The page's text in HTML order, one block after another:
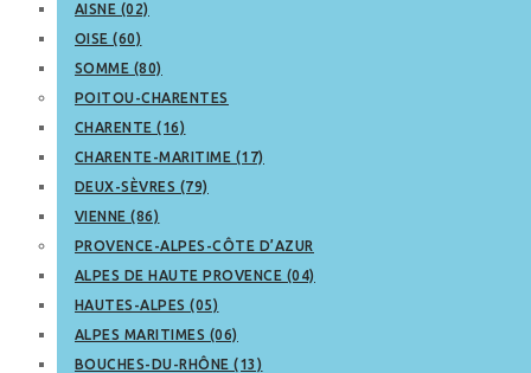
AISNE (02)
OISE (60)
SOMME (80)
POITOU-CHARENTES
CHARENTE (16)
CHARENTE-MARITIME (17)
DEUX-SÈVRES (79)
VIENNE (86)
PROVENCE-ALPES-CÔTE D’AZUR
ALPES DE HAUTE PROVENCE (04)
HAUTES-ALPES (05)
ALPES MARITIMES (06)
BOUCHES-DU-RHÔNE (13)